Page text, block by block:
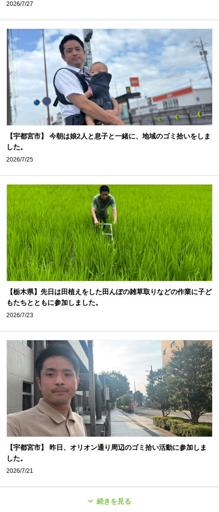
2026/7/27
【宇都宮市】 今朝は娘2人と息子と一緒に、地域のゴミ拾いをしま
した。
2026/7/25
【栃木県】先日は田植えをした田んぼの雑草取りなどの作業に子ど
もたちとともに参加しました。
2026/7/23
【宇都宮市】 昨日、オリオン通り周辺のゴミ拾い活動に参加しま
した。
2026/7/21
続きを見る